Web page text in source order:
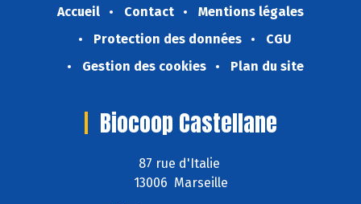
Accueil Contact
Mentions légales
Protection des données
CGU
Gestion des cookies
Plan du site
Biocoop Castellane
87 rue d'Italie
13006 Marseille